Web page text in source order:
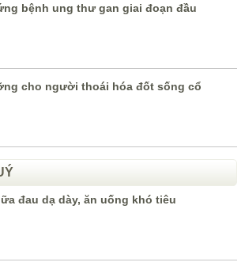
bệnh ung thư gan giai đoạn đầu
cho người thoái hóa đốt sống cổ
đau dạ dày, ăn uống khó tiêu